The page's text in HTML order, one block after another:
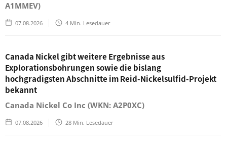
A1MMEV)
07.08.2026 4 Min. Lesedauer
Canada Nickel gibt weitere Ergebnisse aus
Explorationsbohrungen sowie die bislang
hochgradigsten Abschnitte im Reid-Nickelsulfid-Projekt
bekannt
Canada Nickel Co Inc (WKN: A2P0XC)
07.08.2026 28 Min. Lesedauer